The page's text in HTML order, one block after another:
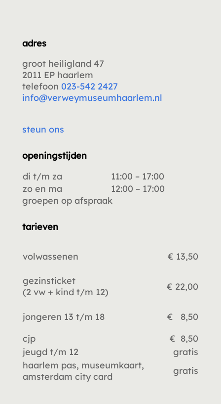
adres
groot heiligland 47
2011 EP haarlem
telefoon 023-542 2427
info@verweymuseumhaarlem.nl
steun ons
openingstijden
di t/m za
11:00 – 17:00
zo en ma
12:00 – 17:00
groepen op afspraak
tarieven
volwassenen € 13,50
gezinsticket
(2 vw + kind t/m 12) € 22,00
jongeren 13 t/m 18
€ 8,50
cjp
€ 8,50
jeugd t/m 12
gratis
haarlem pas, museumkaart,
amsterdam city card
gratis